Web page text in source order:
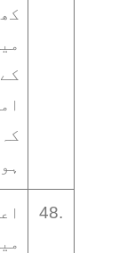
ہو۔
48.